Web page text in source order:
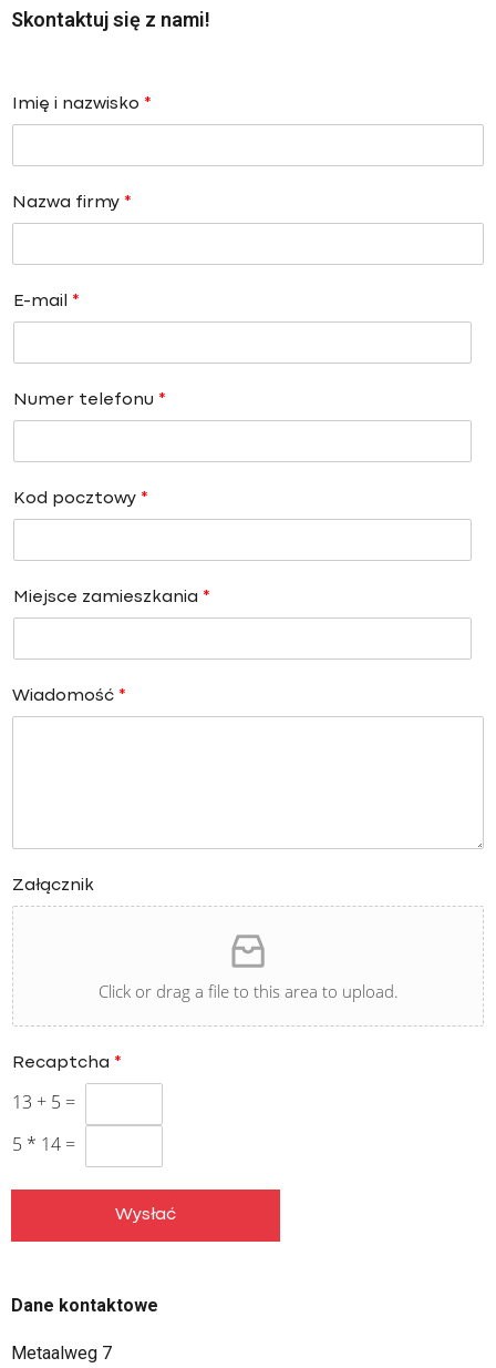
Skontaktuj się z nami!
Imię i nazwisko *
Nazwa firmy *
E-mail *
Numer telefonu *
Kod pocztowy *
Miejsce zamieszkania *
Wiadomość *
Załącznik
Click or drag a file to this area to upload.
Recaptcha *
13 + 5 =
5 * 14 =
Wysłać
Dane kontaktowe
Metaalweg 7